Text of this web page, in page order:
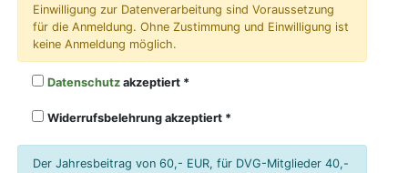
Einwilligung zur Datenverarbeitung sind Voraussetzung
für die Anmeldung. Ohne Zustimmung und Einwilligung ist
keine Anmeldung möglich.
Datenschutz akzeptiert
Widerrufsbelehrung akzeptiert
Der Jahresbeitrag von 60,- EUR, für DVG-Mitglieder 40,-